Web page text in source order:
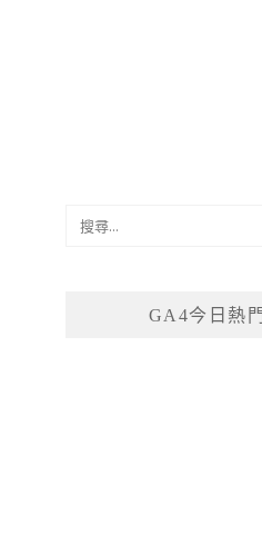
GA4今日熱